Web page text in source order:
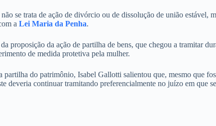
se trata de ação de divórcio ou de dissolução de união estável,
a Lei Maria da Penha.
proposição da ação de partilha de bens, que chegou a tramitar
de medida protetiva pela mulher.
do patrimônio, Isabel Gallotti salientou que, mesmo que
deveria continuar tramitando preferencialmente no juízo em que